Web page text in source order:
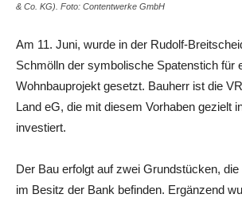
& Co. KG). Foto: Contentwerke GmbH
Am 11. Juni, wurde in der Rudolf-
Schmölln der symbolische Spatenstich für
Wohnbauprojekt gesetzt. Bauherr ist die
Land eG, die mit diesem Vorhaben gezielt
investiert.
Der Bau erfolgt auf zwei Grundstücken,
im Besitz der Bank befinden. Ergänzend